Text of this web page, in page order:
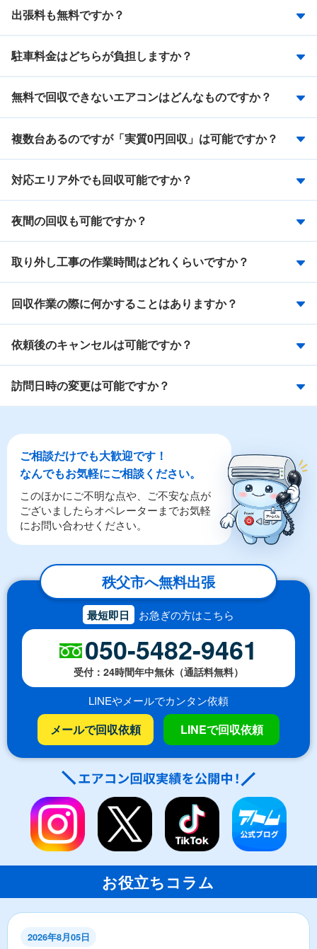
出張料も無料ですか？
駐車料金はどちらが負担しますか？
無料で回収できないエアコンはどんなものですか？
複数台あるのですが「実質0円回収」は可能ですか？
対応エリア外でも回収可能ですか？
夜間の回収も可能ですか？
取り外し工事の作業時間はどれくらいですか？
回収作業の際に何かすることはありますか？
依頼後のキャンセルは可能ですか？
訪問日時の変更は可能ですか？
ご相談だけでも大歓迎です！
なんでもお気軽にご相談ください。
このほかにご不明な点や、ご不安な点が
ございましたらオペレーターまでお気軽
にお問い合わせください。
秩父市へ無料出張
最短即日 お急ぎの方はこちら
050-5482-9461
受付：24時間年中無休（通話料無料）
LINEやメールでカンタン依頼
メールで回収依頼 LINEで回収依頼
お役立ちコラム
2026年8月05日